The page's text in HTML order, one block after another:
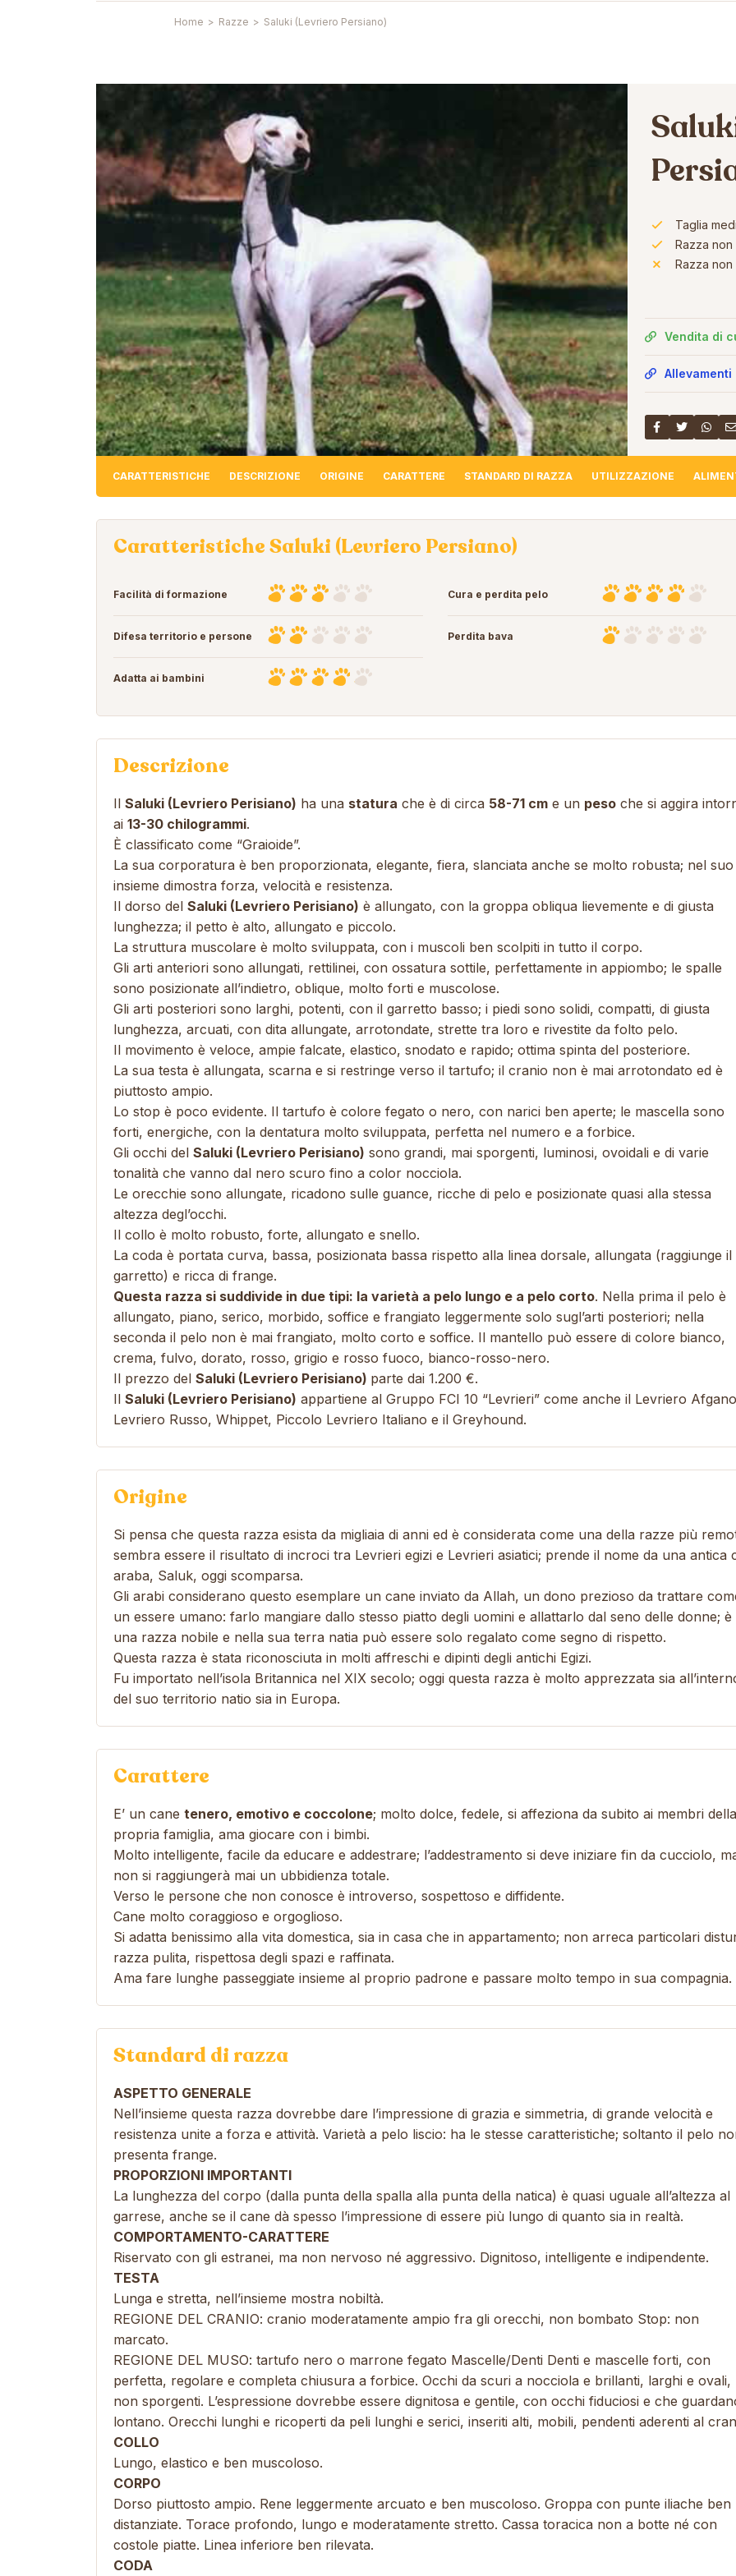
Home > Razze > Saluki (Levriero Persiano)
Taglia
Razza
Razza non
Vendita di
Allevamenti
CARATTERISTICHE DESCRIZIONE ORIGINE CARATTERE STANDARD DI RAZZA UTILIZZAZIONE
Caratteristiche Saluki (Levriero Persiano)
Facilità di formazione
Difesa territorio e persone
Adatta ai bambini
Cura e perdita pelo
Perdita bava
Descrizione
Il Saluki (Levriero Perisiano) ha una statura che è di circa 58-71 cm e un peso che si aggira
ai 13-30 chilogrammi.
È classificato come “Graioide”.
La sua corporatura è ben proporzionata, elegante, fiera, slanciata anche se molto robusta; nel suo
insieme dimostra forza, velocità e resistenza.
Il dorso del Saluki (Levriero Perisiano) è allungato, con la groppa obliqua lievemente e di giusta
lunghezza; il petto è alto, allungato e piccolo.
La struttura muscolare è molto sviluppata, con i muscoli ben scolpiti in tutto il corpo.
Gli arti anteriori sono allungati, rettilinei, con ossatura sottile, perfettamente in appiombo; le spalle
sono posizionate all’indietro, oblique, molto forti e muscolose.
Gli arti posteriori sono larghi, potenti, con il garretto basso; i piedi sono solidi, compatti, di giusta
lunghezza, arcuati, con dita allungate, arrotondate, strette tra loro e rivestite da folto pelo.
Il movimento è veloce, ampie falcate, elastico, snodato e rapido; ottima spinta del posteriore.
La sua testa è allungata, scarna e si restringe verso il tartufo; il cranio non è mai arrotondato ed è
piuttosto ampio.
Lo stop è poco evidente. Il tartufo è colore fegato o nero, con narici ben aperte; le mascella sono
forti, energiche, con la dentatura molto sviluppata, perfetta nel numero e a forbice.
Gli occhi del Saluki (Levriero Perisiano) sono grandi, mai sporgenti, luminosi, ovoidali e di varie
tonalità che vanno dal nero scuro fino a color nocciola.
Le orecchie sono allungate, ricadono sulle guance, ricche di pelo e posizionate quasi alla stessa
altezza degl’occhi.
Il collo è molto robusto, forte, allungato e snello.
La coda è portata curva, bassa, posizionata bassa rispetto alla linea dorsale, allungata (raggiunge il
garretto) e ricca di frange.
Questa razza si suddivide in due tipi: la varietà a pelo lungo e a pelo corto. Nella prima il pelo è
allungato, piano, serico, morbido, soffice e frangiato leggermente solo sugl’arti posteriori; nella
seconda il pelo non è mai frangiato, molto corto e soffice. Il mantello può essere di colore bianco,
crema, fulvo, dorato, rosso, grigio e rosso fuoco, bianco-rosso-nero.
Il prezzo del Saluki (Levriero Perisiano) parte dai 1.200 €.
Il Saluki (Levriero Perisiano) appartiene al Gruppo FCI 10 “Levrieri” come anche il Levriero Afgano
Levriero Russo, Whippet, Piccolo Levriero Italiano e il Greyhound.
Origine
Si pensa che questa razza esista da migliaia di anni ed è considerata come una della razze più
sembra essere il risultato di incroci tra Levrieri egizi e Levrieri asiatici; prende il nome da una antica
araba, Saluk, oggi scomparsa.
Gli arabi considerano questo esemplare un cane inviato da Allah, un dono prezioso da trattare
un essere umano: farlo mangiare dallo stesso piatto degli uomini e allattarlo dal seno delle donne; è
una razza nobile e nella sua terra natia può essere solo regalato come segno di rispetto.
Questa razza è stata riconosciuta in molti affreschi e dipinti degli antichi Egizi.
Fu importato nell’isola Britannica nel XIX secolo; oggi questa razza è molto apprezzata sia
del suo territorio natio sia in Europa.
Carattere
E’ un cane tenero, emotivo e coccolone; molto dolce, fedele, si affeziona da subito ai membri della
propria famiglia, ama giocare con i bimbi.
Molto intelligente, facile da educare e addestrare; l’addestramento si deve iniziare fin da cucciolo,
non si raggiungerà mai un ubbidienza totale.
Verso le persone che non conosce è introverso, sospettoso e diffidente.
Cane molto coraggioso e orgoglioso.
Si adatta benissimo alla vita domestica, sia in casa che in appartamento; non arreca particolari
razza pulita, rispettosa degli spazi e raffinata.
Ama fare lunghe passeggiate insieme al proprio padrone e passare molto tempo in sua compagnia.
Standard di razza
ASPETTO GENERALE
Nell’insieme questa razza dovrebbe dare l’impressione di grazia e simmetria, di grande velocità e
resistenza unite a forza e attività. Varietà a pelo liscio: ha le stesse caratteristiche; soltanto il pelo
presenta frange.
PROPORZIONI IMPORTANTI
La lunghezza del corpo (dalla punta della spalla alla punta della natica) è quasi uguale all’altezza al
garrese, anche se il cane dà spesso l’impressione di essere più lungo di quanto sia in realtà.
COMPORTAMENTO-CARATTERE
Riservato con gli estranei, ma non nervoso né aggressivo. Dignitoso, intelligente e indipendente.
TESTA
Lunga e stretta, nell’insieme mostra nobiltà.
REGIONE DEL CRANIO: cranio moderatamente ampio fra gli orecchi, non bombato Stop: non
marcato.
REGIONE DEL MUSO: tartufo nero o marrone fegato Mascelle/Denti Denti e mascelle forti, con
perfetta, regolare e completa chiusura a forbice. Occhi da scuri a nocciola e brillanti, larghi e ovali,
non sporgenti. L’espressione dovrebbe essere dignitosa e gentile, con occhi fiduciosi e che
lontano. Orecchi lunghi e ricoperti da peli lunghi e serici, inseriti alti, mobili, pendenti aderenti al
COLLO
Lungo, elastico e ben muscoloso.
CORPO
Dorso piuttosto ampio. Rene leggermente arcuato e ben muscoloso. Groppa con punte iliache ben
distanziate. Torace profondo, lungo e moderatamente stretto. Cassa toracica non a botte né con
costole piatte. Linea inferiore ben rilevata.
CODA